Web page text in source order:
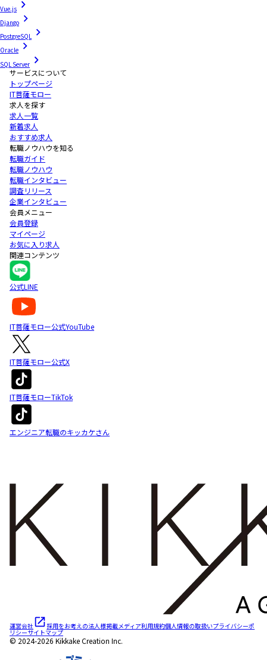
Vue.js
Django
PostgreSQL
Oracle
SQL Server
サービスについて
トップページ
IT菩薩モロー
求人を探す
求人一覧
新着求人
おすすめ求人
転職ノウハウを知る
転職ガイド
転職ノウハウ
転職インタビュー
調査リリース
企業インタビュー
会員メニュー
会員登録
マイページ
お気に入り求人
関連コンテンツ
公式LINE
IT菩薩モロー公式YouTube
IT菩薩モロー公式X
IT菩薩モローTikTok
エンジニア転職のキッカケさん
運営会社 採用をお考えの法人様掲載メディア利用規約個人情報の取扱いプライバシーポ
リシーサイトマップ
© 2024-2026 Kikkake Creation Inc.